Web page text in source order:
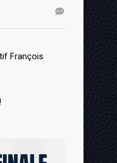
François